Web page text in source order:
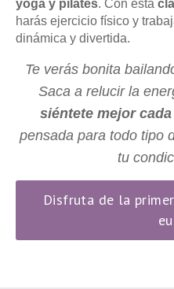
yoga y pilates. Con esta
harás ejercicio físico y
dinámica y divertida.
Te verás bonita
Saca a relucir la
siéntete mejor
pensada para todo tipo
tu
Disfruta de la